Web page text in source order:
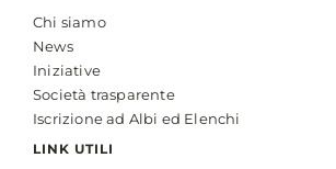
Chi siamo
News
Iniziative
Società trasparente
Iscrizione ad Albi ed Elenchi
LINK UTILI